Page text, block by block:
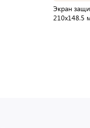
Экран
210х148,5